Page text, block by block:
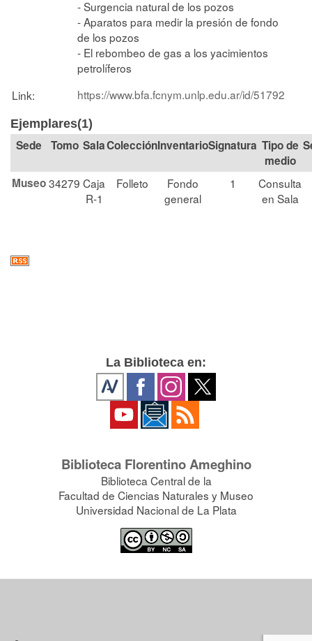
- Surgencia natural de los pozos
- Aparatos para medir la presión de fondo
de los pozos
- El rebombeo de gas a los yacimientos
petrolíferos
Link:
https://www.bfa.fcnym.unlp.edu.ar/id/51792
Ejemplares(1)
Tomo SalaColección Signatura Tipo de
medio
Museo34279 Caja
R-1
Folleto
Fondo
general
1
Consulta
en Sala
La Biblioteca en:
Biblioteca Florentino Ameghino
Biblioteca Central de la
Facultad de Ciencias Naturales y Museo
Universidad Nacional de La Plata